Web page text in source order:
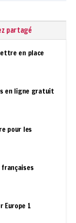
partagé
en place
en ligne gratuit
pour les
Europe 1